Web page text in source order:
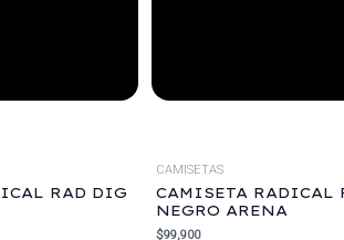
RAD DIG
CAMISETAS
CAMISETA RADICAL
NEGRO ARENA
$99,900